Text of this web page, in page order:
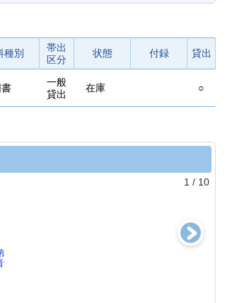
種別
帯出
区分
状態 付録 貸出
一般
貸出
在庫 ○
1 / 10